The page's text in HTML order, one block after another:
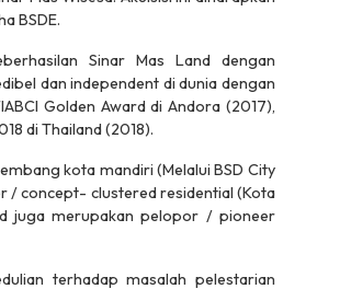
BSDE.
Sinar Mas Land dengan
dan independent di dunia dengan
Golden Award di Andora (2017),
di Thailand (2018).
kota mandiri (Melalui BSD City
/ concept- clustered residential (Kota
juga merupakan pelopor / pioneer
terhadap masalah pelestarian